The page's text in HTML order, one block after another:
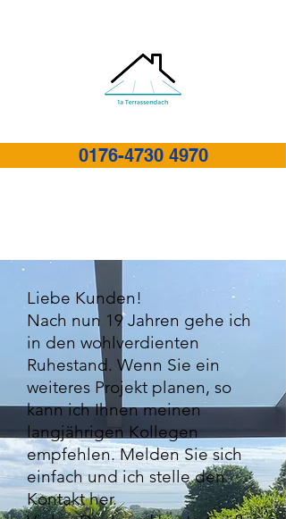
0176-4730 4970
Liebe Kunden!
Nach nun 19 Jahren gehe ich
in den wohlverdienten
Ruhestand. Wenn Sie ein
weiteres Projekt planen, so
kann ich Ihnen meinen
langjährigen Kollegen
empfehlen. Melden Sie sich
einfach und ich stelle den
Kontakt her.